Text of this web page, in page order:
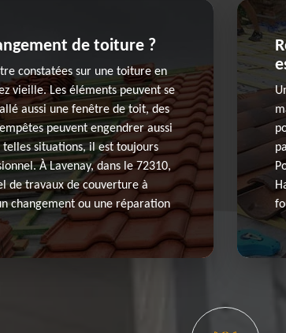
de toiture ?
constatées sur une toiture en
vieille. Les éléments peuvent se
aussi une fenêtre de toit, des
peuvent engendrer aussi
telles situations, il est toujours
À Lavenay, dans le 72310,
de travaux de couverture à
changement ou une réparation